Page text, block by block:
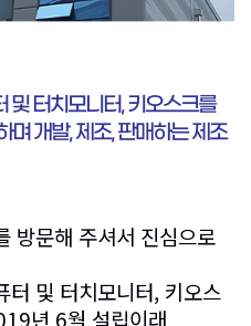
및 터치모니터, 키오스크를
며 개발, 제조, 판매하는 제조
방문해 주셔서 진심으로
터 및 터치모니터, 키오스
년 6월 설립이래